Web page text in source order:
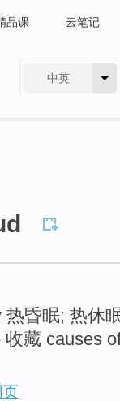
品课 云笔记
中英
热昏眠; 热休
藏 causes
页